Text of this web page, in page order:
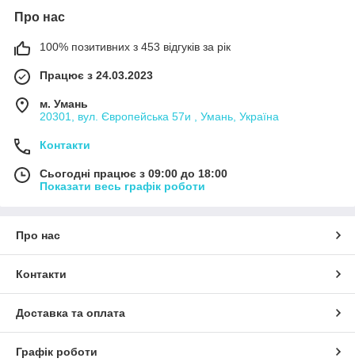
Про нас
100% позитивних з 453 відгуків за рік
Працює з 24.03.2023
м. Умань
20301, вул. Європейська 57и , Умань, Україна
Контакти
Сьогодні працює з 09:00 до 18:00
Показати весь графік роботи
Про нас
Контакти
Доставка та оплата
Графік роботи